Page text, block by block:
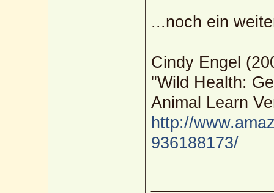
...noch ein
Cindy Engel
"Wild Health:
Animal Learn
http://
936188173/